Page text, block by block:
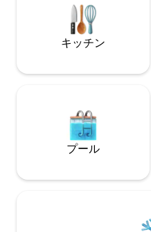
を備えたお部屋があります。
は、約10の全国チャンネル
Netflixにアクセスできます
屋にはクローゼットと服を
ダブルシンクを備えたモダ
す。 シャワーにはお湯がありま
の外にはリビングルームが
こでは、ソファから山と夕
めることができます。 この
気暖炉とサウンドシステム
ム、山の最も美しい景色が
キッチン
プール